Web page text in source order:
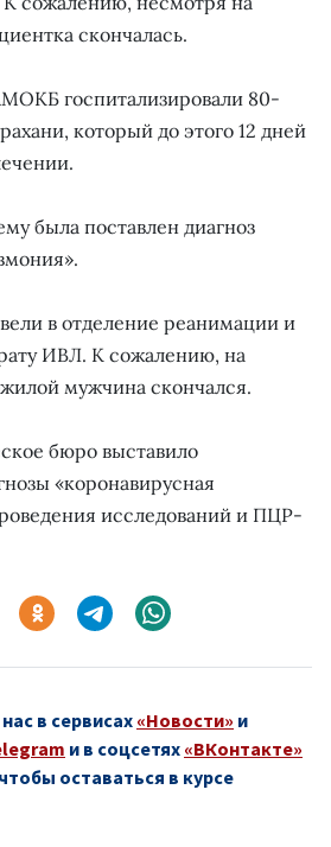
скончалась.
госпитализировали 80-
который до этого 12 дней
была поставлен диагноз
в отделение реанимации и
ИВЛ. К сожалению, на
мужчина скончался.
бюро выставило
«коронавирусная
исследований и ПЦР-
в сервисах «Новости» и
и в соцсетях «ВКонтакте»
чтобы оставаться в курсе